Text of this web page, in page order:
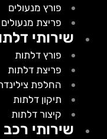
פורץ מנעולים
פריצת מנעולים
שירותי דלתות
פורץ דלתות
פריצת דלתות
החלפת צילינדר
תיקון דלתות
קיצור דלתות
שירותי רכב